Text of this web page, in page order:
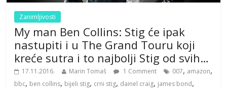
Zanimljivosti
My man Ben Collins: Stig će ipak
nastupiti i u The Grand Touru koji
kreće sutra i to najbolji Stig od svih…
17.11.2016. Marin Tomaš 1 Comment 007, amazon,
bbc, ben collins, bijeli stig, crni stig, dainel craig, james bond,